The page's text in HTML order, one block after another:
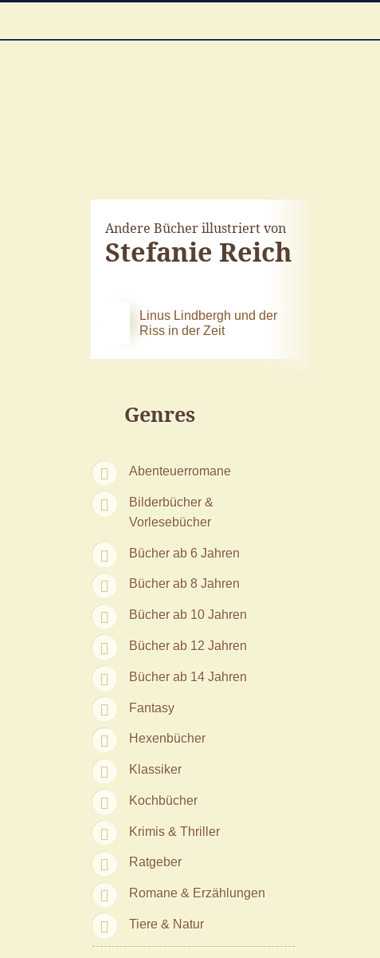
Andere Bücher illustriert von
Stefanie Reich
Linus Lindbergh und der
Riss in der Zeit
Genres
Abenteuerromane
Bilderbücher &
Vorlesebücher
Bücher ab 6 Jahren
Bücher ab 8 Jahren
Bücher ab 10 Jahren
Bücher ab 12 Jahren
Bücher ab 14 Jahren
Fantasy
Hexenbücher
Klassiker
Kochbücher
Krimis & Thriller
Ratgeber
Romane & Erzählungen
Tiere & Natur